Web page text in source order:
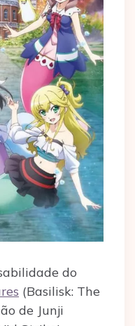
do
(Basilisk: The
de Junji